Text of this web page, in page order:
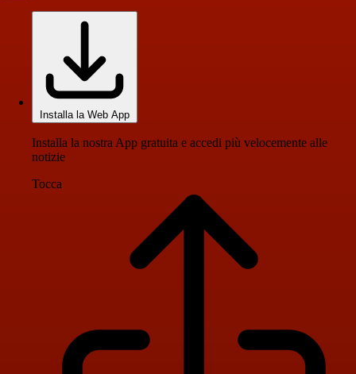
Installa la Web App
Installa la nostra App gratuita e accedi più velocemente alle
notizie
Tocca